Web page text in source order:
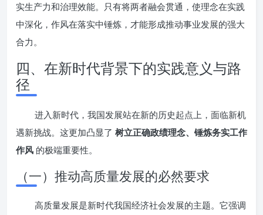
实生产力和治理效能。只有将两者融会贯通，使理念在实践
中深化，作风在落实中锤炼，才能形成推动事业发展的强大
合力。
四、在新时代背景下的实践意义与路
径
进入新时代，我国发展站在新的历史起点上，面临新机
遇新挑战。这更加凸显了 树立正确政绩理念、锤炼务实工作
作风 的极端重要性。
（一）推动高质量发展的必然要求
高质量发展是新时代我国经济社会发展的主题。它强调